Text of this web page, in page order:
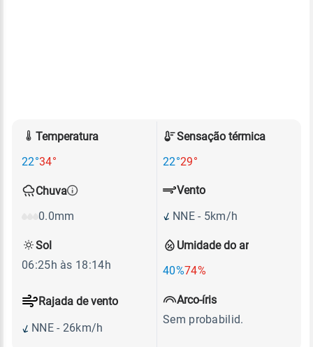
Temperatura
22°34°
Sensação térmica
22°29°
Chuva
0.0mm
Umidade do ar
40%74%
Vento
NNE - 5km/h
Rajada de vento
NNE - 26km/h
Sol
06:25h às 18:14h
Arco-íris
Sem probabilid.